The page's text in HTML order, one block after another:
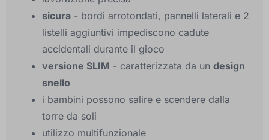
sicura - bordi arrotondati, pannelli laterali e 2
listelli aggiuntivi impediscono cadute
accidentali durante il gioco
versione SLIM - caratterizzata da un design
snello
i bambini possono salire e scendere dalla
torre da soli
utilizzo multifunzionale